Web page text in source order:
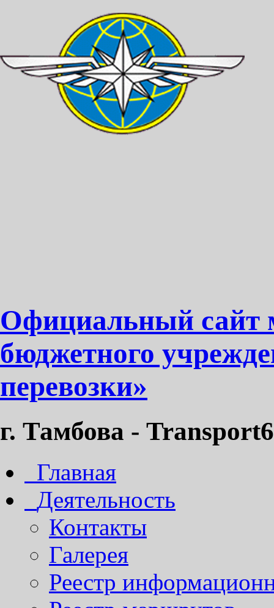
Официальный сайт
бюджетного
перевозки»
г. Тамбова -
Главная
Деятельность
Контакты
Галерея
Реестр